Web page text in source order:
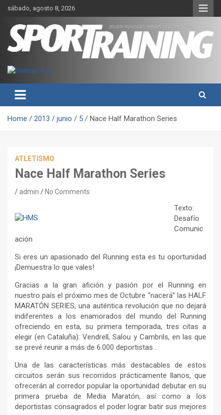
Skip
content
sábado, agosto 8, 2026
Revista técnica del deporte
Sport Training
rendimiento, nutrición y entrenamiento.
Home 2013 junio 5 Nace Half Marathon Series
ATLETISMO
Nace Half Marathon Series
admin No Comments
Texto:
Desafío
Comunic
ación
Si eres un apasionado del Running esta es tu oportunidad
¡Demuestra lo que vales!
Gracias a la gran afición y pasión por el Running en
nuestro país el próximo mes de Octubre “nacerá” las HALF
MARATÓN SERIES, una auténtica revolución que no dejará
indiferentes a los enamorados del mundo del Running
ofreciendo en esta, su primera temporada, tres citas a
elegir (en Cataluña): Vendrell, Salou y Cambrils, en las que
se prevé reunir a más de 6.000 deportistas .
Una de las características más destacables de estos
circuitos serán sus recorridos prácticamente llanos, que
ofrecerán al corredor popular la oportunidad debutar en su
primera prueba de Media Maratón, así como a los
deportistas consagrados el poder lograr batir sus mejores